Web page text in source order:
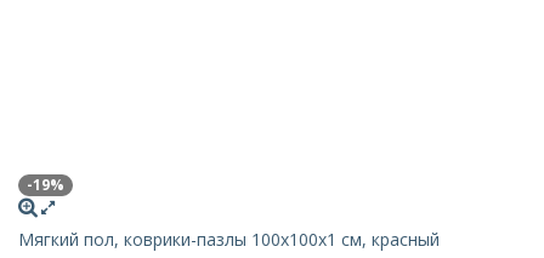
-19%
Мягкий пол, коврики-пазлы 100х100x1 см, красный